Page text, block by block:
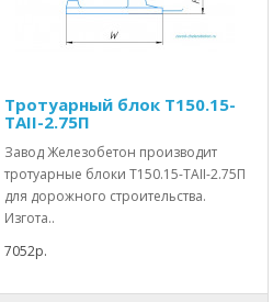
Тротуарный блок Т150.15-
TAII-2.75П
Завод Железобетон производит
тротуарные блоки Т150.15-TAII-2.75П
для дорожного строительства.
Изгота..
7052р.